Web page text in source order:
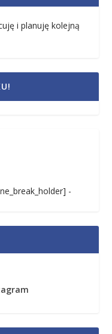
i planuję kolejną
-